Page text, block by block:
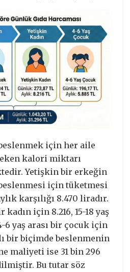
için her aile
kalori miktarı
Yetişkin bir erkeğin
için tüketmesi
karşılığı 8.470 liradır.
için 8.216, 15-18 yaş
6 yaş arası bir çocuk için
bir biçimde beslenmenin
maliyeti ise 31 bin 296
Bu tutar söz